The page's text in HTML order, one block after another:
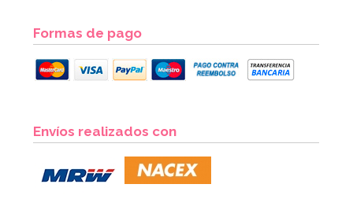
Formas de pago
Envíos realizados con